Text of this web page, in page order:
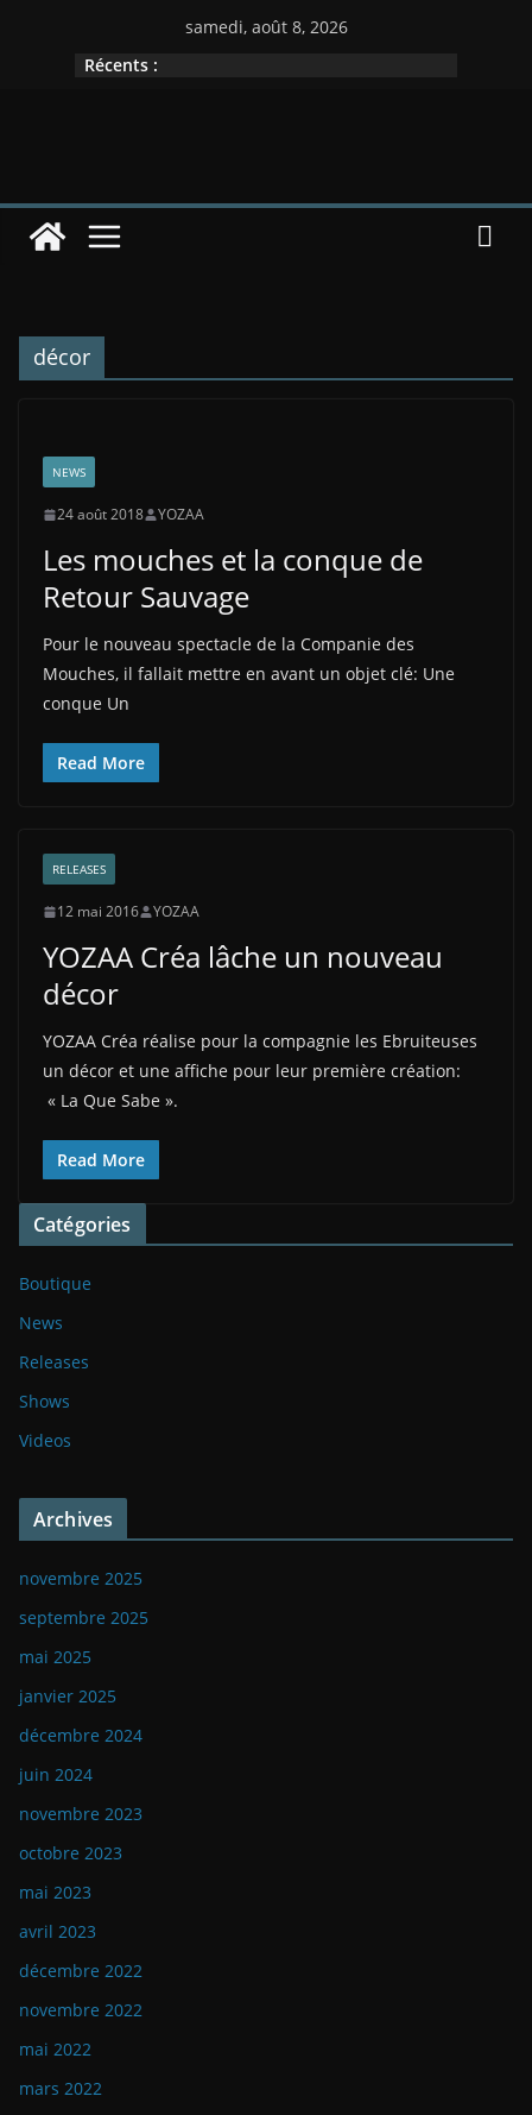
samedi, août 8, 2026
Récents :
décor
NEWS
24 août 2018 YOZAA
Les mouches et la conque de
Retour Sauvage
Pour le nouveau spectacle de la Companie des
Mouches, il fallait mettre en avant un objet clé: Une
conque Un
Read More
RELEASES
12 mai 2016 YOZAA
YOZAA Créa lâche un nouveau
décor
YOZAA Créa réalise pour la compagnie les Ebruiteuses
un décor et une affiche pour leur première création:
« La Que Sabe ».
Read More
Catégories
Boutique
News
Releases
Shows
Videos
Archives
novembre 2025
septembre 2025
mai 2025
janvier 2025
décembre 2024
juin 2024
novembre 2023
octobre 2023
mai 2023
avril 2023
décembre 2022
novembre 2022
mai 2022
mars 2022